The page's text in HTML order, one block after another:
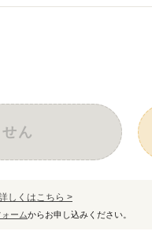
ん
しくはこちら >
ームからお申し込みください。